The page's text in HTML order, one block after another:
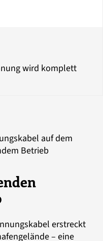
wird komplett
auf dem
Betrieb
erstreckt
– eine